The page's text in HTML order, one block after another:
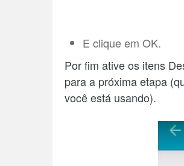
E clique em OK.
Por fim ative os itens
para a próxima etapa
você está usando).